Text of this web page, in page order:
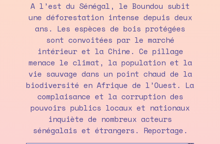
A l’est du Sénégal, le Boundou subit
une déforestation intense depuis deux
ans. Les espèces de bois protégées
sont convoitées par le marché
intérieur et la Chine. Ce pillage
menace le climat, la population et la
vie sauvage dans un point chaud de la
biodiversité en Afrique de l’Ouest. La
complaisance et la corruption des
pouvoirs publics locaux et nationaux
inquiète de nombreux acteurs
sénégalais et étrangers. Reportage.